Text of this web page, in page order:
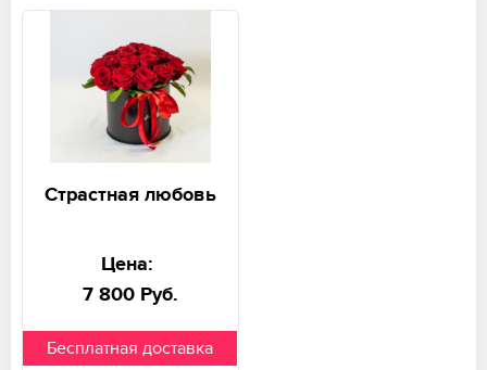
Страстная любовь
Цена:
7 800 Руб.
Бесплатная доставка